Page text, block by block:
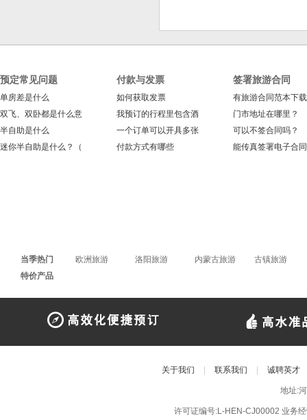
预定常见问题
单房差是什么
双飞、双卧都是什么意
半自助是什么
迷你半自助是什么？（
付款与发票
如何获取发票
我预订的行程里包含酒
一个订单可以开具多张
付款方式有哪些
签署旅游合同
有旅游合同范本下
门市地址在哪里？
可以不签合同吗？
能传真签署电子合
当季热门 欧洲旅游 洛阳旅游 内蒙古旅游
古镇旅游
特价产品
关于我们 联系我们 诚聘英才
地址:
许可证编号:L-HEN-CJ00002 业务